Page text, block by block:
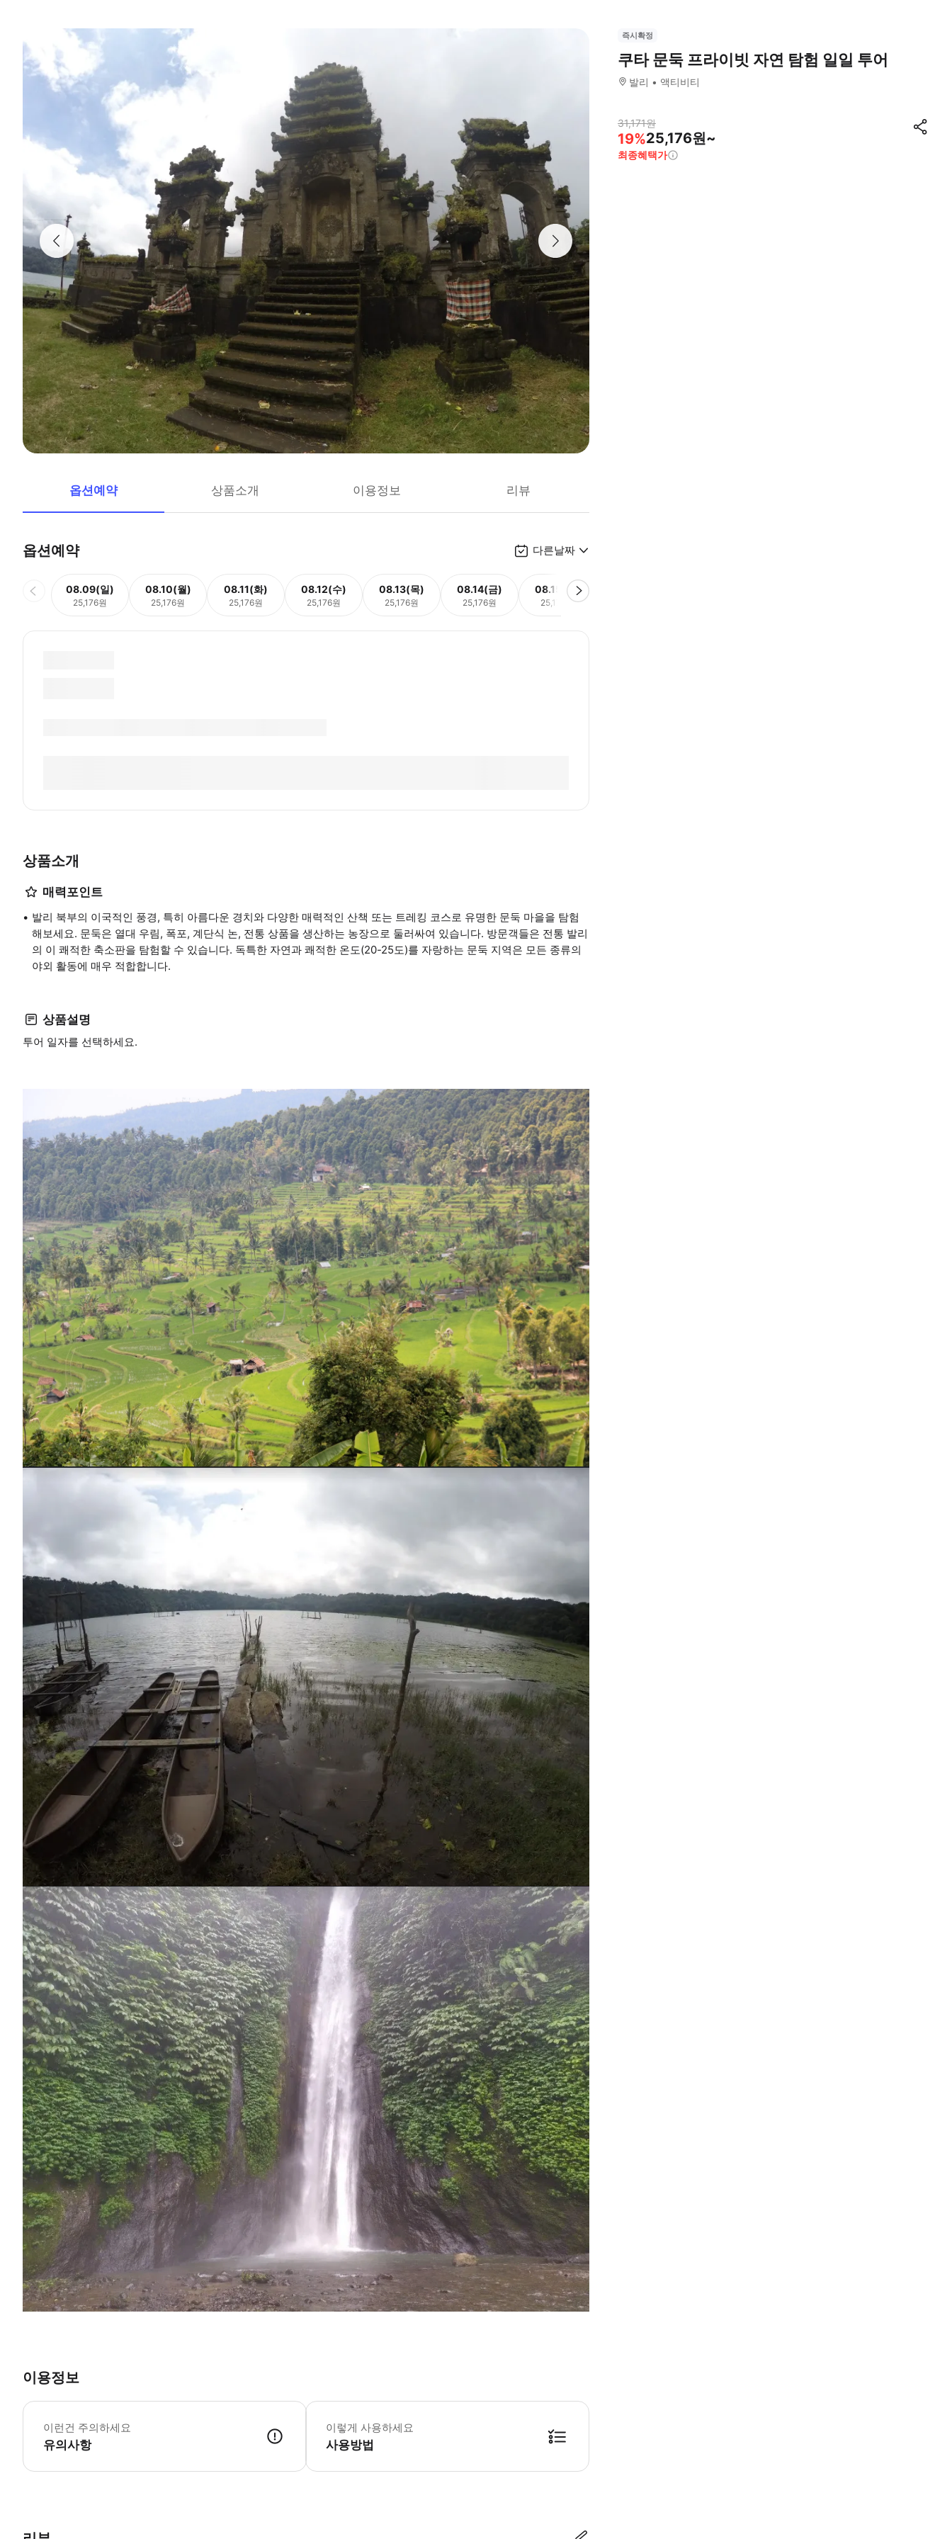
옵션예약 상품소개 이용정보 리뷰
옵션예약 다른날짜
08.09(일)
25,176원
08.10(월)
25,176원
08.11(화)
25,176원
08.12(수)
25,176원
08.13(목)
25,176원
08.14(금)
25,176원
08.15(토)
25,176원
상품소개
매력포인트
발리 북부의 이국적인 풍경, 특히 아름다운 경치와 다양한 매력적인 산책 또는 트레킹 코스로 유명한 문둑 마을을 탐험
해보세요. 문둑은 열대 우림, 폭포, 계단식 논, 전통 상품을 생산하는 농장으로 둘러싸여 있습니다. 방문객들은 전통 발리
의 이 쾌적한 축소판을 탐험할 수 있습니다. 독특한 자연과 쾌적한 온도(20-25도)를 자랑하는 문둑 지역은 모든 종류의
야외 활동에 매우 적합합니다.
상품설명
투어 일자를 선택하세요.
이용정보
이런건 주의하세요
유의사항
본 액티비티에는 강화된 건강 & 위생 관련 규정이 적용됩니다. 자세한 내용은 하단의 액티비티 하이라이트를 확인해주세요.
이렇게 사용하세요
사용방법
즉시확정
쿠타 문둑 프라이빗 자연 탐험 일일 투어
발리 액티비티
31,171원
19%25,176원~
최종혜택가